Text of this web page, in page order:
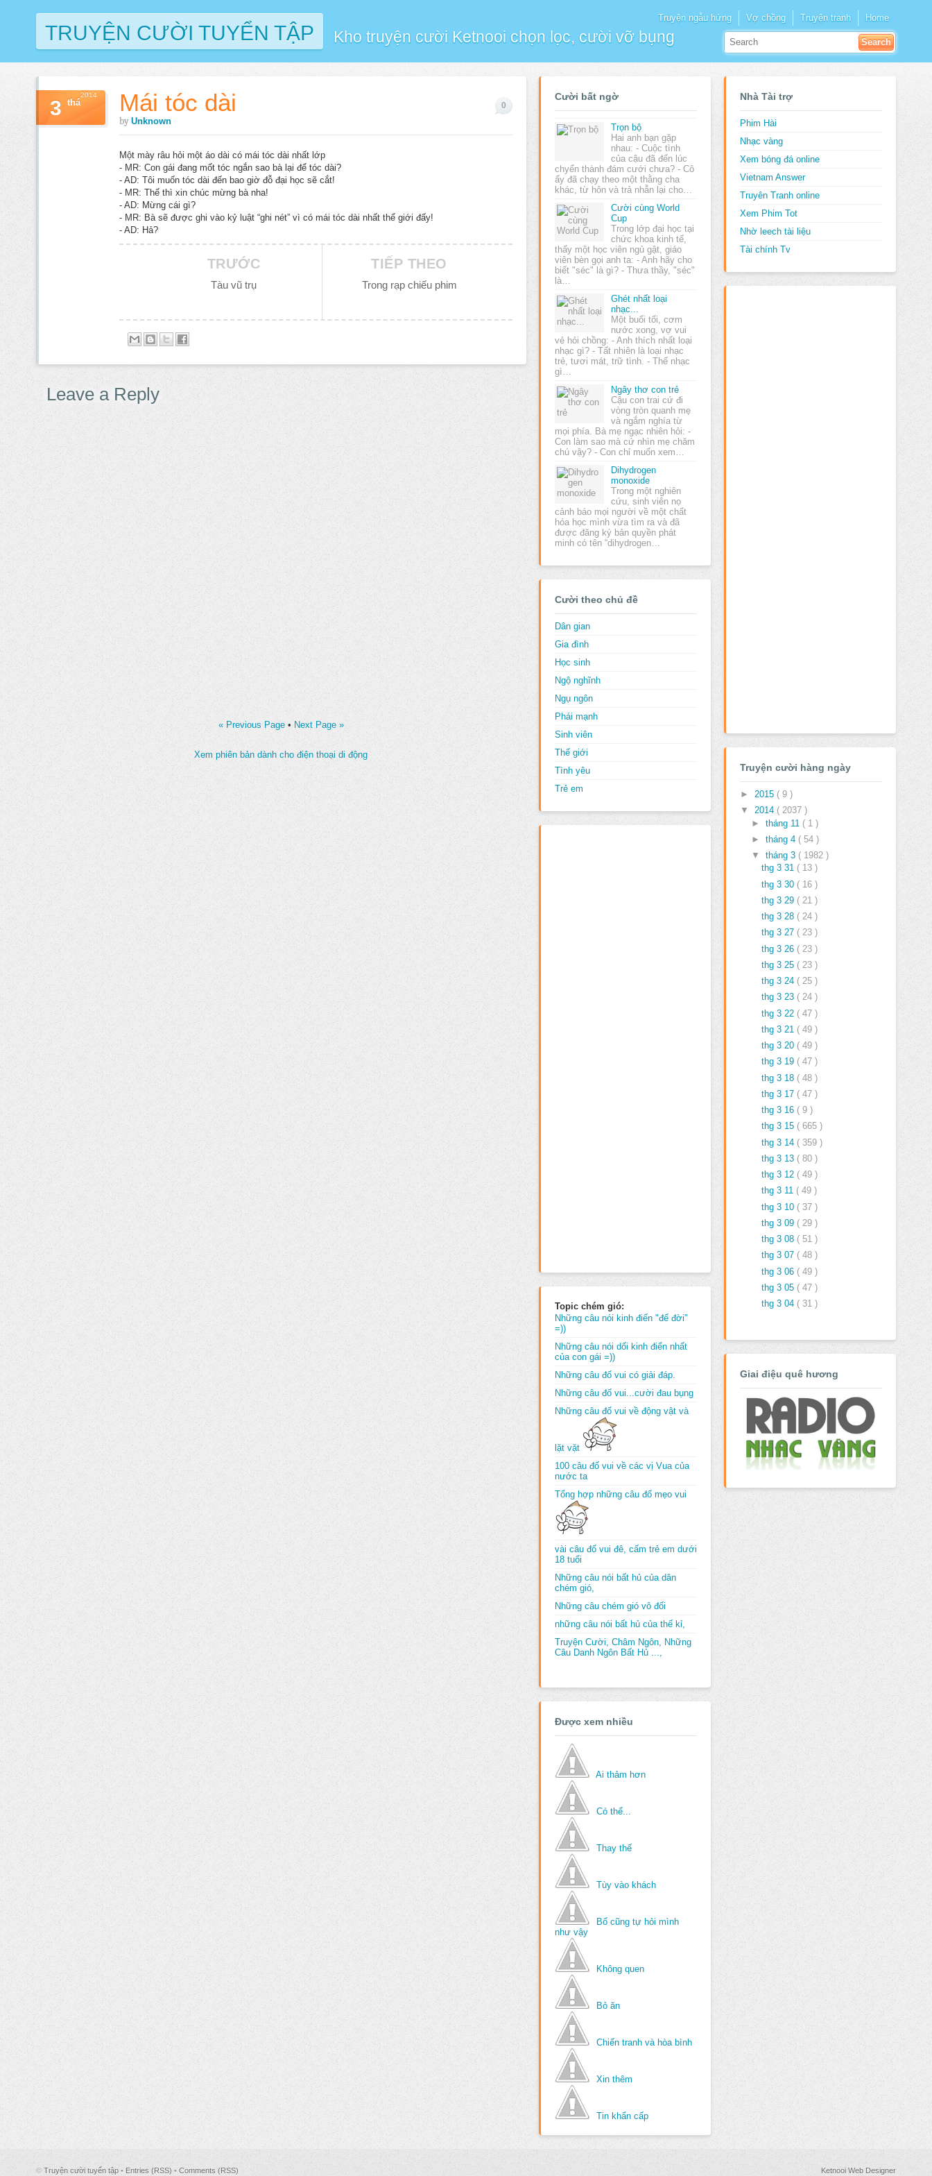
TRUYỆN CƯỜI TUYỂN TẬP Kho truyện cười Ketnooi chọn lọc, cười vỡ bụng
Truyện ngẫu hứng Vợ chồng Truyện tranh Home
Mái tóc dài
by Unknown
3 thá
2014
0
Một mày râu hỏi một áo dài có mái tóc dài nhất lớp
- MR: Con gái đang mốt tóc ngắn sao bà lại để tóc dài?
- AD: Tôi muốn tóc dài đến bao giờ đỗ đại học sẽ cắt!
- MR: Thế thì xin chúc mừng bà nha!
- AD: Mừng cái gì?
- MR: Bà sẽ được ghi vào kỷ luật “ghi nét” vì có mái tóc dài nhất thế giới đấy!
- AD: Hả?
TIẾP THEO
Trong rạp chiếu phim
TRƯỚC
Tàu vũ trụ
Leave a Reply
« Previous Page • Next Page »
Xem phiên bản dành cho điện thoại di động
Cười bất ngờ
Trọn bộ
Hai anh bạn gặp
nhau: - Cuộc tình
của cậu đã đến lúc
chyển thành đám cưới chưa? - Cô
ấy đã chạy theo một thằng cha
khác, từ hôn và trả nhẫn lại cho…
Cười cùng World
Cup
Trong lớp đại học tại
chức khoa kinh tế,
thấy một học viên ngủ gật, giáo
viên bèn gọi anh ta: - Anh hãy cho
biết "séc" là gì? - Thưa thầy, "séc"
là…
Ghét nhất loại
nhạc...
Một buổi tối, cơm
nước xong, vợ vui
vẻ hỏi chồng: - Anh thích nhất loại
nhạc gì? - Tất nhiên là loại nhạc
trẻ, tươi mát, trữ tình. - Thế nhạc
gì…
Ngây thơ con trẻ
Cậu con trai cứ đi
vòng tròn quanh mẹ
và ngắm nghía từ
mọi phía. Bà mẹ ngạc nhiên hỏi: -
Con làm sao mà cứ nhìn mẹ chăm
chú vậy? - Con chỉ muốn xem…
Dihydrogen
monoxide
Trong một nghiên
cứu, sinh viên nọ
cảnh báo mọi người về một chất
hóa học mình vừa tìm ra và đã
được đăng ký bản quyền phát
minh có tên “dihydrogen…
Cười theo chủ đề
Dân gian
Gia đình
Học sinh
Ngộ nghĩnh
Ngụ ngôn
Phái mạnh
Sinh viên
Thế giới
Tình yêu
Trẻ em
Topic chém gió:
Những câu nói kinh điển "để đời"
=))
Những câu nói dối kinh điển nhất
của con gái =))
Những câu đố vui có giải đáp.
Những câu đố vui...cười đau bụng
Những câu đố vui về động vật và
lặt vặt
100 câu đố vui về các vị Vua của
nước ta
Tổng hợp những câu đố mẹo vui
vài câu đố vui đê, cấm trẻ em dưới
18 tuổi
Những câu nói bất hủ của dân
chém gió,
Những câu chém gió vô đối
những câu nói bất hủ của thế kỉ,
Truyện Cười, Châm Ngôn, Những
Câu Danh Ngôn Bất Hủ ...,
Được xem nhiều
Ai thảm hơn
Có thể...
Thay thế
Tùy vào khách
Bố cũng tự hỏi mình
như vậy
Không quen
Bỏ ăn
Chiến tranh và hòa bình
Xin thêm
Tin khẩn cấp
Nhà Tài trợ
Phim Hài
Nhạc vàng
Xem bóng đá online
Vietnam Answer
Truyên Tranh online
Xem Phim Tot
Nhờ leech tài liệu
Tài chính Tv
Truyện cười hàng ngày
► 2015 ( 9 )
▼ 2014 ( 2037 )
► tháng 11 ( 1 )
► tháng 4 ( 54 )
▼ tháng 3 ( 1982 )
thg 3 31 ( 13 )
thg 3 30 ( 16 )
thg 3 29 ( 21 )
thg 3 28 ( 24 )
thg 3 27 ( 23 )
thg 3 26 ( 23 )
thg 3 25 ( 23 )
thg 3 24 ( 25 )
thg 3 23 ( 24 )
thg 3 22 ( 47 )
thg 3 21 ( 49 )
thg 3 20 ( 49 )
thg 3 19 ( 47 )
thg 3 18 ( 48 )
thg 3 17 ( 47 )
thg 3 16 ( 9 )
thg 3 15 ( 665 )
thg 3 14 ( 359 )
thg 3 13 ( 80 )
thg 3 12 ( 49 )
thg 3 11 ( 49 )
thg 3 10 ( 37 )
thg 3 09 ( 29 )
thg 3 08 ( 51 )
thg 3 07 ( 48 )
thg 3 06 ( 49 )
thg 3 05 ( 47 )
thg 3 04 ( 31 )
Giai điệu quê hương
© Truyện cười tuyển tập • Entries (RSS) • Comments (RSS) Ketnooi Web Designer